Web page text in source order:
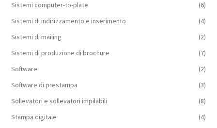
Sistemi computer-to-plate
(6)
Sistemi di indirizzamento e inserimento
(4)
Sistemi di mailing
(2)
Sistemi di produzione di brochure
(7)
Software
(2)
Software di prestampa
(3)
Sollevatori e sollevatori impilabili
(8)
Stampa digitale
(4)